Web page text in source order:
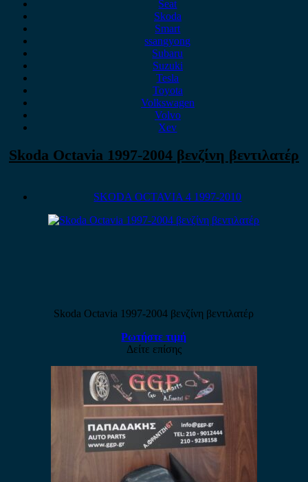
Seat
Skoda
Smart
ssangyong
Subaru
Suzuki
Tesla
Toyota
Volkswagen
Volvo
Xev
Skoda Octavia 1997-2004 βενζίνη βεντιλατέρ
SKODA OCTAVIA 4 1997-2010
Skoda Octavia 1997-2004 βενζίνη βεντιλατέρ
Ρωτήστε τιμή
Δείτε επίσης